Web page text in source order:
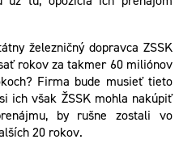
železničný dopravca ZSSK
rokov za takmer 60 miliónov
Firma bude musieť tieto
ich však ŽSSK mohla nakúpiť
by rušne zostali vo
20 rokov.